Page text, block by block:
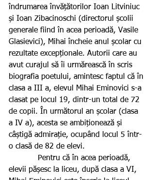
îndrumarea învățătorilor Ioan Litviniuc
și Ioan Zibacinoschi (directorul școlii
generale fiind în acea perioadă, Vasile
Glasievici), Mihai încheie anul școlar cu
rezultate excepționale. Autorii care au
avut curajul să îi urmărească în scris
biografia poetului, amintesc faptul că în
clasa a III a, elevul Mihai Eminovici s-a
clasat pe locul 19, dintr-un total de 72
de copii. În următorul an școlar (clasa
a IV a), acesta se ambiționează și
câștigă admirație, ocupând locul 5 într-
o clasă de 82 de elevi.
elevii pășesc la liceu, după clasa a VI,